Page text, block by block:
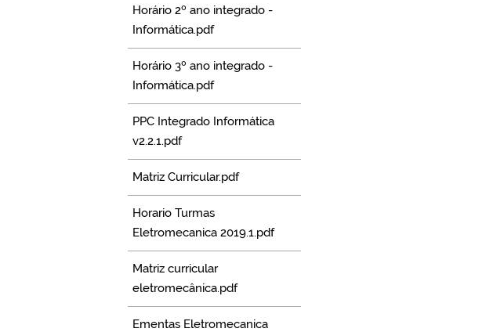
Horário 2º ano integrado -
Informática.pdf
Horário 3º ano integrado -
Informática.pdf
PPC Integrado Informática
v2.2.1.pdf
Matriz Curricular.pdf
Horario Turmas
Eletromecanica 2019.1.pdf
Matriz curricular
eletromecânica.pdf
Ementas Eletromecanica